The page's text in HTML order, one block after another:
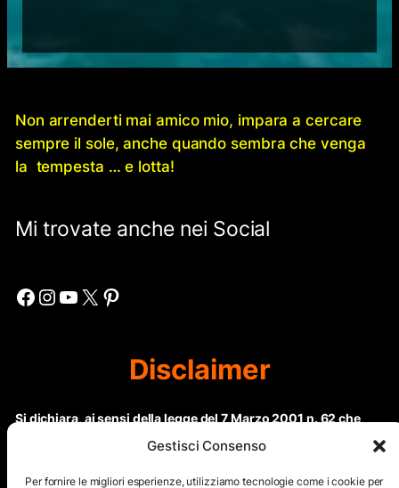
Gestisci Consenso
Per fornire le migliori esperienze, utilizziamo tecnologie come i cookie per
Non arrenderti mai amico mio, impara a cercare
sempre il sole, anche quando sembra che venga
la tempesta … e lotta!
Mi trovate anche nei Social
Facebook Instagram YouTube X Pinterest
Disclaimer
Si dichiara, ai sensi della legge del 7 Marzo 2001 n. 62 che
questo sito non rientra nella categoria di “Informazione
regolari. Le immagini dei collaboratori detentori del